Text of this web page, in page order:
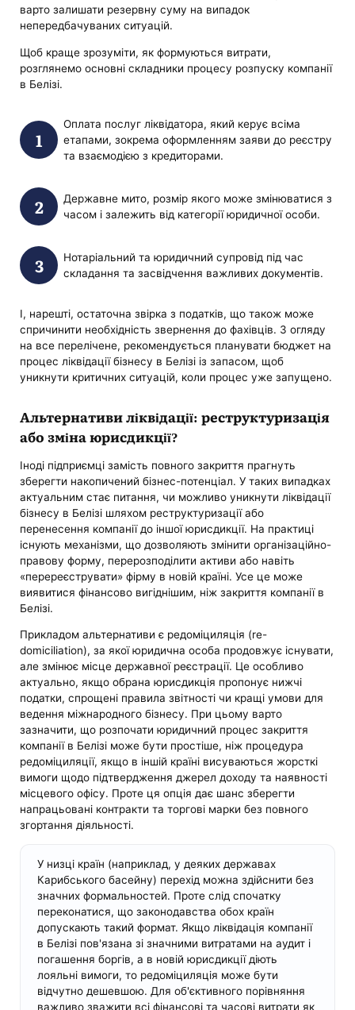
варто залишати резервну суму на випадок
непередбачуваних ситуацій.
Щоб краще зрозуміти, як формуються витрати,
розглянемо основні складники процесу розпуску компанії
в Белізі.
Оплата послуг ліквідатора, який керує всіма
етапами, зокрема оформленням заяви до реєстру
та взаємодією з кредиторами.
Державне мито, розмір якого може змінюватися з
часом і залежить від категорії юридичної особи.
Нотаріальний та юридичний супровід під час
складання та засвідчення важливих документів.
І, нарешті, остаточна звірка з податків, що також може
спричинити необхідність звернення до фахівців. З огляду
на все перелічене, рекомендується планувати бюджет на
процес ліквідації бізнесу в Белізі із запасом, щоб
уникнути критичних ситуацій, коли процес уже запущено.
Альтернативи ліквідації: реструктуризація
або зміна юрисдикції?
Іноді підприємці замість повного закриття прагнуть
зберегти накопичений бізнес-потенціал. У таких випадках
актуальним стає питання, чи можливо уникнути ліквідації
бізнесу в Белізі шляхом реструктуризації або
перенесення компанії до іншої юрисдикції. На практиці
існують механізми, що дозволяють змінити організаційно-
правову форму, перерозподілити активи або навіть
«перереєструвати» фірму в новій країні. Усе це може
виявитися фінансово вигіднішим, ніж закриття компанії в
Белізі.
Прикладом альтернативи є редоміциляція (re-
domiciliation), за якої юридична особа продовжує існувати,
але змінює місце державної реєстрації. Це особливо
актуально, якщо обрана юрисдикція пропонує нижчі
податки, спрощені правила звітності чи кращі умови для
ведення міжнародного бізнесу. При цьому варто
зазначити, що розпочати юридичний процес закриття
компанії в Белізі може бути простіше, ніж процедура
редоміциляції, якщо в іншій країні висуваються жорсткі
вимоги щодо підтвердження джерел доходу та наявності
місцевого офісу. Проте ця опція дає шанс зберегти
напрацьовані контракти та торгові марки без повного
згортання діяльності.
У низці країн (наприклад, у деяких державах
Карибського басейну) перехід можна здійснити без
значних формальностей. Проте слід спочатку
переконатися, що законодавства обох країн
допускають такий формат. Якщо ліквідація компанії
в Белізі пов'язана зі значними витратами на аудит і
погашення боргів, а в новій юрисдикції діють
лояльні вимоги, то редоміциляція може бути
відчутно дешевшою. Для об'єктивного порівняння
важливо зважити всі фінансові та часові витрати як